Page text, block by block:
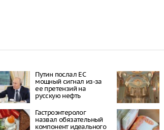
Путин послал ЕС
мощный сигнал из-за
ее претензий на
русскую нефть
Гастроэнтеролог
назвал обязательный
компонент идеального